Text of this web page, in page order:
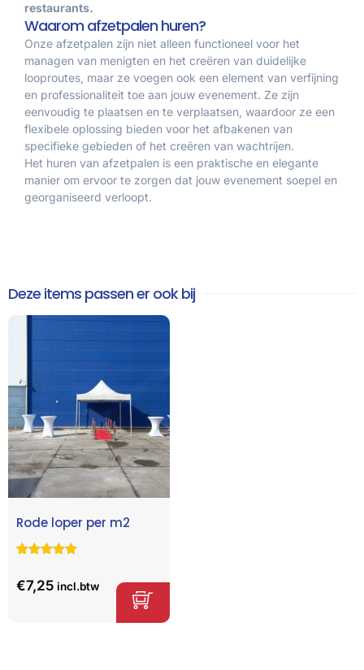
restaurants.
Waarom afzetpalen huren?
Onze afzetpalen zijn niet alleen functioneel voor het
managen van menigten en het creëren van duidelijke
looproutes, maar ze voegen ook een element van verfijning
en professionaliteit toe aan jouw evenement. Ze zijn
eenvoudig te plaatsen en te verplaatsen, waardoor ze een
flexibele oplossing bieden voor het afbakenen van
specifieke gebieden of het creëren van wachtrijen.
Het huren van afzetpalen is een praktische en elegante
manier om ervoor te zorgen dat jouw evenement soepel en
georganiseerd verloopt.
Deze items passen er ook bij
Rode loper per m2
gebaseerd
€7,25 incl.btw